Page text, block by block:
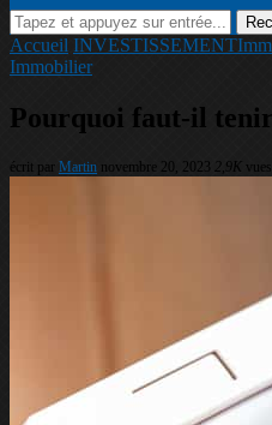
Accueil INVESTISSEMENT
Immobilier
Pourquoi faut-il tenir
écrit par Martin novembre 20, 2023 2,9K vues